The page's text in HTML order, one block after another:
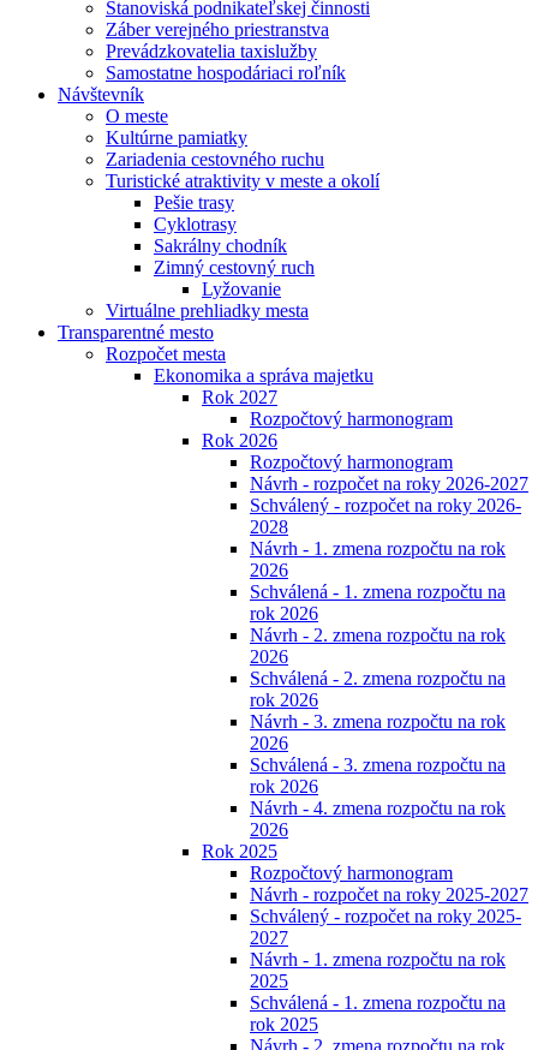
Stanoviská podnikateľskej činnosti
Záber verejného priestranstva
Prevádzkovatelia taxislužby
Samostatne hospodáriaci roľník
Návštevník
O meste
Kultúrne pamiatky
Zariadenia cestovného ruchu
Turistické atraktivity v meste a okolí
Pešie trasy
Cyklotrasy
Sakrálny chodník
Zimný cestovný ruch
Lyžovanie
Virtuálne prehliadky mesta
Transparentné mesto
Rozpočet mesta
Ekonomika a správa majetku
Rok 2027
Rozpočtový harmonogram
Rok 2026
Rozpočtový harmonogram
Návrh - rozpočet na roky 2026-2027
Schválený - rozpočet na roky 2026-
2028
Návrh - 1. zmena rozpočtu na rok
2026
Schválená - 1. zmena rozpočtu na
rok 2026
Návrh - 2. zmena rozpočtu na rok
2026
Schválená - 2. zmena rozpočtu na
rok 2026
Návrh - 3. zmena rozpočtu na rok
2026
Schválená - 3. zmena rozpočtu na
rok 2026
Návrh - 4. zmena rozpočtu na rok
2026
Rok 2025
Rozpočtový harmonogram
Návrh - rozpočet na roky 2025-2027
Schválený - rozpočet na roky 2025-
2027
Návrh - 1. zmena rozpočtu na rok
2025
Schválená - 1. zmena rozpočtu na
rok 2025
Návrh - 2. zmena rozpočtu na rok